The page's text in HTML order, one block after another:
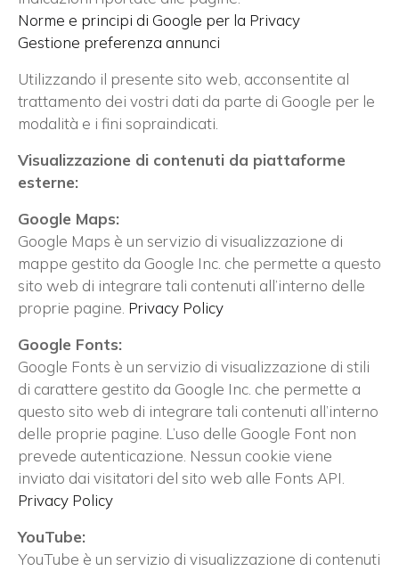
Norme e principi di Google per la Privacy
Gestione preferenza annunci
Utilizzando il presente sito web, acconsentite al
trattamento dei vostri dati da parte di Google per le
modalità e i fini sopraindicati.
Visualizzazione di contenuti da piattaforme
esterne:
Google Maps:
Google Maps è un servizio di visualizzazione di
mappe gestito da Google Inc. che permette a questo
sito web di integrare tali contenuti all’interno delle
proprie pagine. Privacy Policy
Google Fonts:
Google Fonts è un servizio di visualizzazione di stili
di carattere gestito da Google Inc. che permette a
questo sito web di integrare tali contenuti all’interno
delle proprie pagine. L’uso delle Google Font non
prevede autenticazione. Nessun cookie viene
inviato dai visitatori del sito web alle Fonts API.
Privacy Policy
YouTube:
YouTube è un servizio di visualizzazione di contenuti